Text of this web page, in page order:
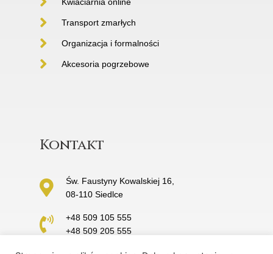
Transport zmarłych
Organizacja i formalności
Akcesoria pogrzebowe
Kontakt
Św. Faustyny Kowalskiej 16,
08-110 Siedlce
+48 509 105 555
+48 509 205 555